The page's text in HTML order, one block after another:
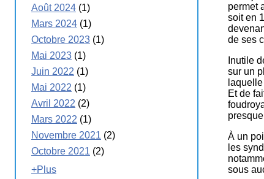
permet
soit en
de ses
Inutile
sur un
Et de
À un
les
sous
Août 2024 (1)
Mars 2024 (1)
Octobre 2023 (1)
Mai 2023 (1)
Juin 2022 (1)
Mai 2022 (1)
Avril 2022 (2)
Mars 2022 (1)
Novembre 2021 (2)
Octobre 2021 (2)
+Plus